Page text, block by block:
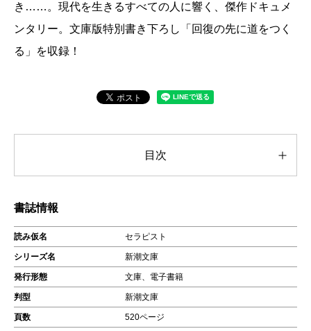
き……。現代を生きるすべての人に響く、傑作ドキュメ
ンタリー。文庫版特別書き下ろし「回復の先に道をつく
る」を収録！
目次
書誌情報
読み仮名 セラピスト
シリーズ名 新潮文庫
発行形態 文庫、電子書籍
判型 新潮文庫
頁数 520ページ